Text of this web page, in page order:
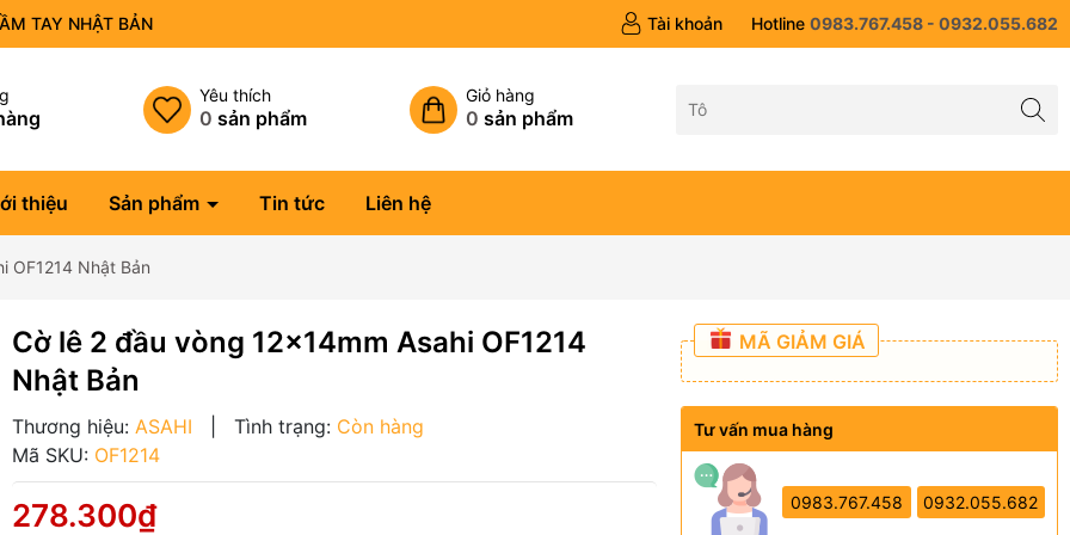
TAY NHẬT BẢN Tài khoản Hotline 0983.767.458 - 0932.055.682
Yêu thích
0 sản phẩm
Giỏ hàng
0 sản phẩm
thiệu Sản phẩm Tin tức Liên hệ
OF1214 Nhật Bản
Cờ lê 2 đầu vòng 12x14mm Asahi OF1214
Nhật Bản
Thương hiệu: ASAHI Tình trạng: Còn hàng
Mã SKU: OF1214
278.300₫
MÃ GIẢM GIÁ
Tư vấn mua hàng
0983.767.458 0932.055.682